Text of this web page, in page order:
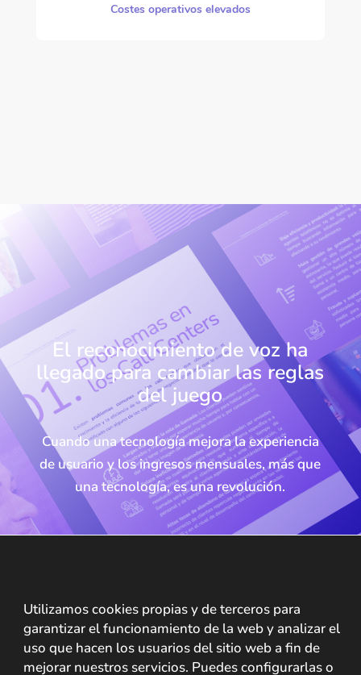
Costes operativos elevados
El reconocimiento de voz ha
llegado para cambiar las reglas
del juego
Cuando una tecnología mejora la experiencia
de usuario y los ingresos mensuales, más que
una tecnología, es una revolución.
Utilizamos cookies propias y de terceros para
garantizar el funcionamiento de la web y analizar el
uso que hacen los usuarios del sitio web a fin de
mejorar nuestros servicios. Puedes configurarlas o